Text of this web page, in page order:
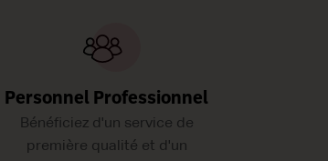
Personnel Professionnel
Bénéficiez d'un service de
première qualité et d'un